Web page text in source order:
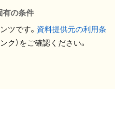
有の条件
ツです。 資料提供元の利用条
ク）をご確認ください。